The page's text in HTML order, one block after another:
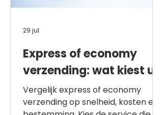
Express of economy
verzending: wat kiest u?
Vergelijk express of economy
verzending op snelheid, kosten en
29 jul